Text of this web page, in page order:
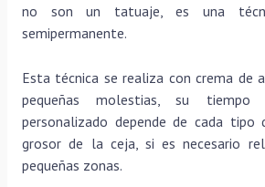
no son un tatuaje, es una
semipermanente.
Esta técnica se realiza con crema de
pequeñas molestias, su
personalizado depende de cada
grosor de la ceja, si es necesario
pequeñas zonas.